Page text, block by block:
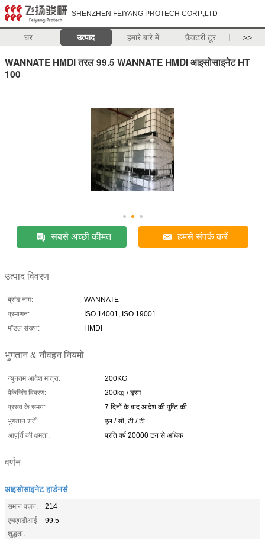
SHENZHEN FEIYANG PROTECH CORP.,LTD
घर उत्पाद हमारे बारे में फ़ैक्टरी टूर >>
WANNATE HMDI तरल 99.5 WANNATE HMDI आइसोसाइनेट HT
100
सबसे अच्छी कीमत हमसे संपर्क करें
उत्पाद विवरण
ब्रांड नाम:
WANNATE
प्रमाणन:
ISO 14001, ISO 19001
मॉडल संख्या:
HMDI
भुगतान & नौवहन नियमों
न्यूनतम आदेश मात्रा:
200KG
पैकेजिंग विवरण:
200kg / ड्रम
प्रसव के समय:
7 दिनों के बाद आदेश की पुष्टि की
भुगतान शर्तें:
एल / सी, टी / टी
आपूर्ति की क्षमता:
प्रति वर्ष 20000 टन से अधिक
वर्णन
आइसोसाइनेट हार्डनर्स
समान वज़न:
214
एचएमडीआई
शुद्धता:
99.5